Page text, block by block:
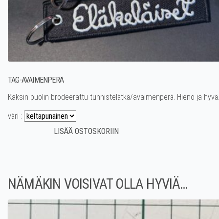
TAG-AVAIMENPERÄ
Kaksin puolin brodeerattu tunnistelätkä/avaimenperä. Hieno ja hyvä.
väri :
NÄMÄKIN VOISIVAT OLLA HYVIÄ…